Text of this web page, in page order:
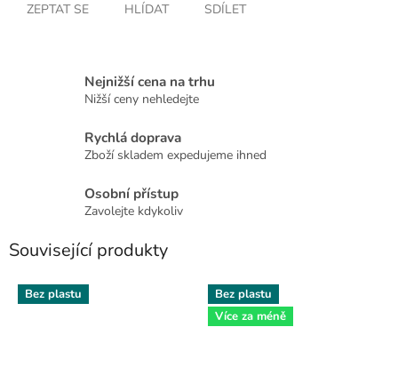
ZEPTAT SE HLÍDAT SDÍLET
Nejnižší cena na trhu
Nižší ceny nehledejte
Rychlá doprava
Zboží skladem expedujeme ihned
Osobní přístup
Zavolejte kdykoliv
Související produkty
Bez plastu
Bez plastu
Více za méně